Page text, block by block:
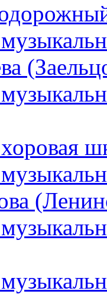
хоровая